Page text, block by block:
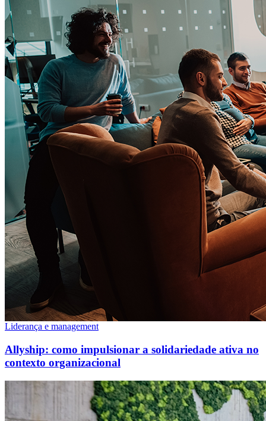
Liderança e management
Allyship: como impulsionar a solidariedade ativa no
contexto organizacional